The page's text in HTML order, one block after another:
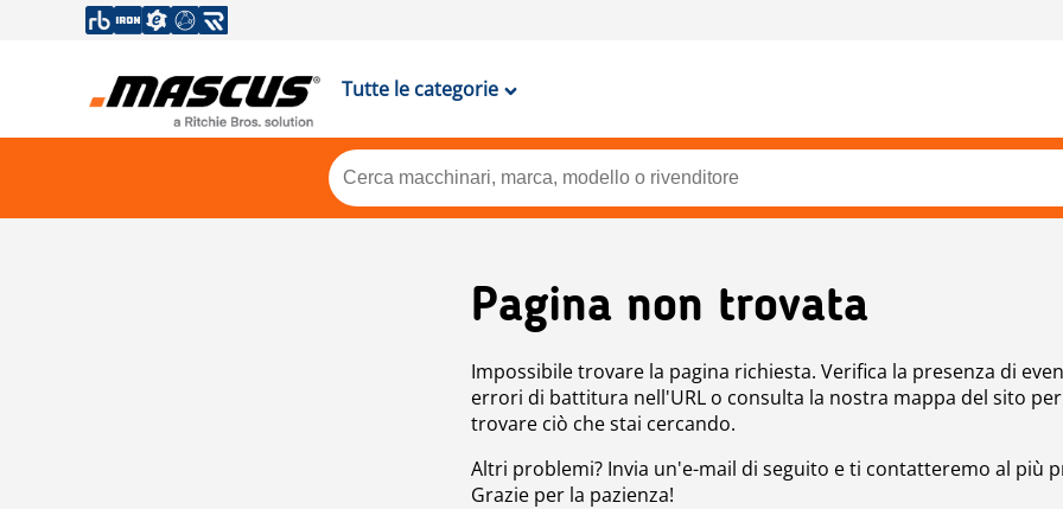
Tutte le categorie
Pagina non trovata
Impossibile trovare la pagina richiesta. Verifica la presenza di
errori di battitura nell'URL o consulta la nostra mappa del sito per
trovare ciò che stai cercando.
Altri problemi? Invia un'e-mail di seguito e ti contatteremo al più
Grazie per la pazienza!